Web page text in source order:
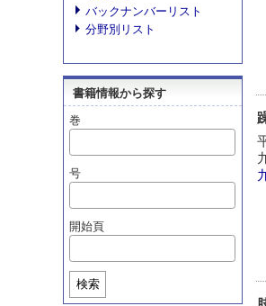
バックナンバーリスト
分野別リスト
書籍情報から探す
巻
号
開始頁
検索